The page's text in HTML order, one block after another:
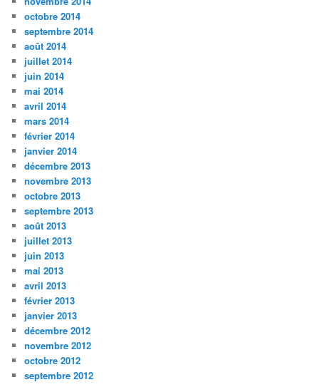
octobre 2014
septembre 2014
août 2014
juillet 2014
juin 2014
mai 2014
avril 2014
mars 2014
février 2014
janvier 2014
décembre 2013
novembre 2013
octobre 2013
septembre 2013
août 2013
juillet 2013
juin 2013
mai 2013
avril 2013
février 2013
janvier 2013
décembre 2012
novembre 2012
octobre 2012
septembre 2012